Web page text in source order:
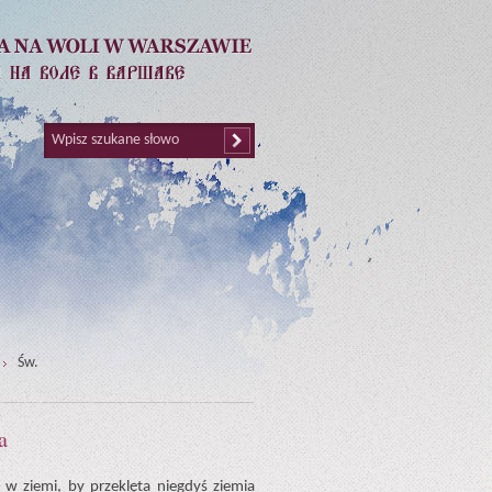
Św.
w ziemi, by przeklęta niegdyś ziemia